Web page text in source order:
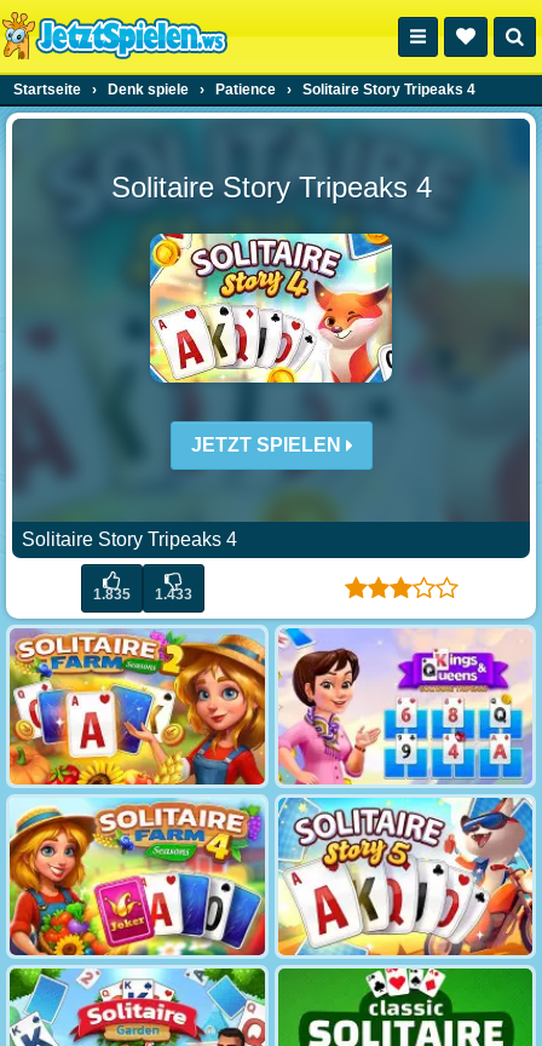
Startseite › Denk spiele › Patience › Solitaire Story Tripeaks 4
Solitaire Story Tripeaks 4
JETZT SPIELEN
Solitaire Story Tripeaks 4
1.835 1.433